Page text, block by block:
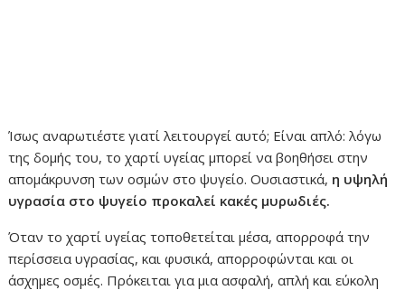
Ίσως αναρωτιέστε γιατί λειτουργεί αυτό; Είναι απλό: λόγω
της δομής του, το χαρτί υγείας μπορεί να βοηθήσει στην
απομάκρυνση των οσμών στο ψυγείο. Ουσιαστικά, η υψηλή
υγρασία στο ψυγείο προκαλεί κακές μυρωδιές.
Όταν το χαρτί υγείας τοποθετείται μέσα, απορροφά την
περίσσεια υγρασίας, και φυσικά, απορροφώνται και οι
άσχημες οσμές. Πρόκειται για μια ασφαλή, απλή και εύκολη